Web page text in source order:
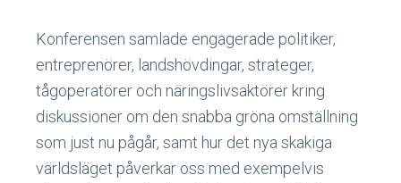
Konferensen samlade engagerade politiker,
entreprenörer, landshövdingar, strateger,
tågoperatörer och näringslivsaktörer kring
diskussioner om den snabba gröna omställning
som just nu pågår, samt hur det nya skakiga
världsläget påverkar oss med exempelvis